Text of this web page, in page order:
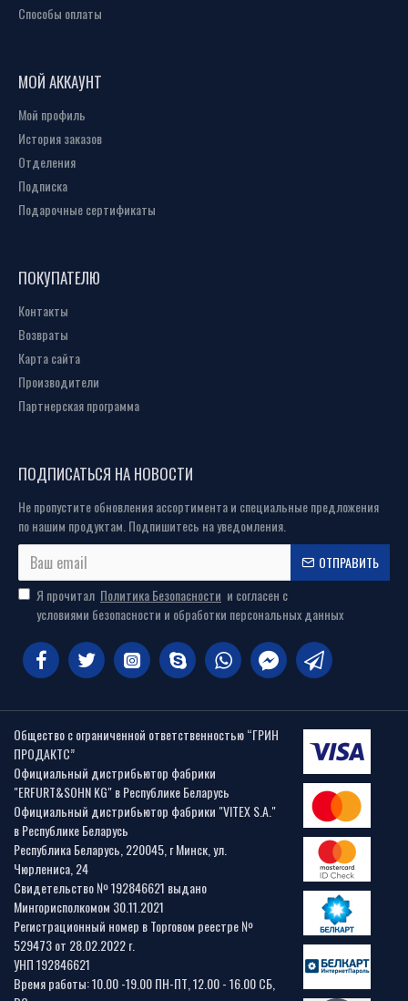
Способы оплаты
МОЙ АККАУНТ
Мой профиль
История заказов
Отделения
Подписка
Подарочные сертификаты
ПОКУПАТЕЛЮ
Контакты
Возвраты
Карта сайта
Производители
Партнерская программа
ПОДПИСАТЬСЯ НА НОВОСТИ
Не пропустите обновления ассортимента и специальные предложения
по нашим продуктам. Подпишитесь на уведомления.
ОТПРАВИТЬ
Я прочитал Политика Безопасности и согласен с
условиями безопасности и обработки персональных данных
Общество с ограниченной ответственностью “ГРИН
ПРОДАКТС”
Официальный дистрибьютор фабрики
"ERFURT&SOHN KG" в Республике Беларусь
Официальный дистрибьютор фабрики "VITEX S.A."
в Республике Беларусь
Республика Беларусь, 220045, г Минск, ул.
Чюрлениса, 24
Свидетельство № 192846621 выдано
Мингорисполкомом 30.11.2021
Регистрационный номер в Торговом реестре №
529473 от 28.02.2022 г.
УНП 192846621
Время работы: 10.00 -19.00 ПН-ПТ, 12.00 - 16.00 СБ,